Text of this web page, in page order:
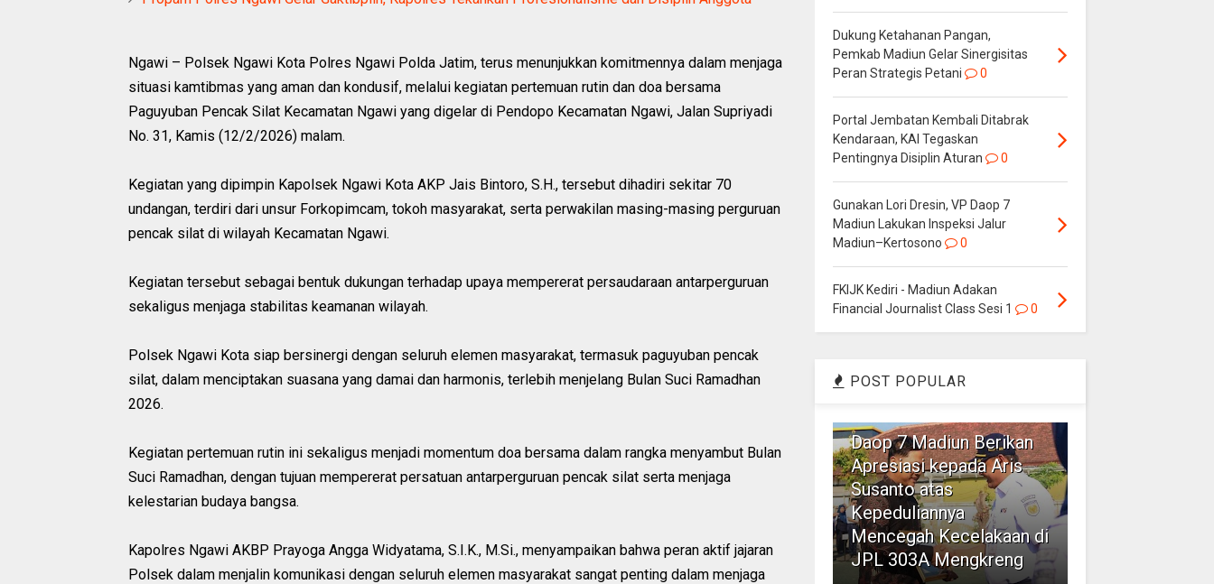
Ngawi – Polsek Ngawi Kota Polres Ngawi Polda Jatim, terus menunjukkan komitmennya dalam menjaga
situasi kamtibmas yang aman dan kondusif, melalui kegiatan pertemuan rutin dan doa bersama
Paguyuban Pencak Silat Kecamatan Ngawi yang digelar di Pendopo Kecamatan Ngawi, Jalan Supriyadi
No. 31, Kamis (12/2/2026) malam.
Kegiatan yang dipimpin Kapolsek Ngawi Kota AKP Jais Bintoro, S.H., tersebut dihadiri sekitar 70
undangan, terdiri dari unsur Forkopimcam, tokoh masyarakat, serta perwakilan masing-masing perguruan
pencak silat di wilayah Kecamatan Ngawi.
Kegiatan tersebut sebagai bentuk dukungan terhadap upaya mempererat persaudaraan antarperguruan
sekaligus menjaga stabilitas keamanan wilayah.
Polsek Ngawi Kota siap bersinergi dengan seluruh elemen masyarakat, termasuk paguyuban pencak
silat, dalam menciptakan suasana yang damai dan harmonis, terlebih menjelang Bulan Suci Ramadhan
2026.
Kegiatan pertemuan rutin ini sekaligus menjadi momentum doa bersama dalam rangka menyambut Bulan
Suci Ramadhan, dengan tujuan mempererat persatuan antarperguruan pencak silat serta menjaga
kelestarian budaya bangsa.
Kapolres Ngawi AKBP Prayoga Angga Widyatama, S.I.K., M.Si., menyampaikan bahwa peran aktif jajaran
Polsek dalam menjalin komunikasi dengan seluruh elemen masyarakat sangat penting dalam menjaga
Dukung Ketahanan Pangan,
Pemkab Madiun Gelar Sinergisitas
Peran Strategis Petani
0
Portal Jembatan Kembali Ditabrak
Kendaraan, KAI Tegaskan
Pentingnya Disiplin Aturan
0
Gunakan Lori Dresin, VP Daop 7
Madiun Lakukan Inspeksi Jalur
Madiun–Kertosono
0
FKIJK Kediri - Madiun Adakan
Financial Journalist Class Sesi 1
0
POST POPULAR
Daop 7 Madiun Berikan
Apresiasi kepada Aris
Susanto atas
Kepeduliannya
Mencegah Kecelakaan di
JPL 303A Mengkreng